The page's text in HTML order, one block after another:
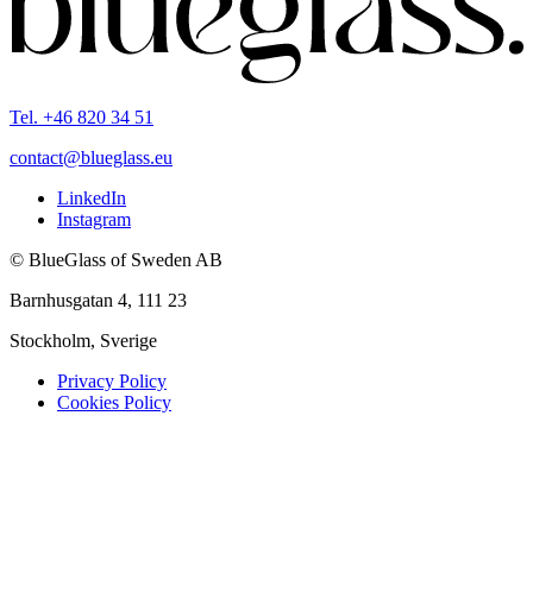
Tel. +46 820 34 51
contact@blueglass.eu
LinkedIn
Instagram
© BlueGlass of Sweden AB
Barnhusgatan 4, 111 23
Stockholm, Sverige
Privacy Policy
Cookies Policy